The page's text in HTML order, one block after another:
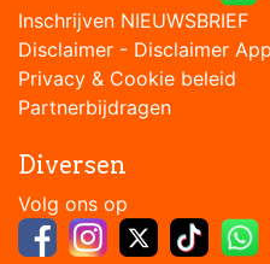
Inschrijven NIEUWSBRIEF
Disclaimer - Disclaimer App
Privacy & Cookie beleid
Partnerbijdragen
Diversen
Volg ons